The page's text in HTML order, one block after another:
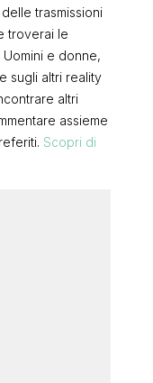
trasmissioni
troverai le
e donne,
sugli altri reality
altri
assieme
Scopri di